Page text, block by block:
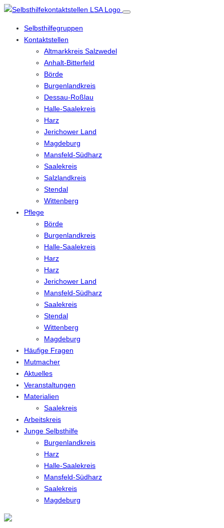
Selbsthilfegruppen
Kontaktstellen
Altmarkkreis Salzwedel
Anhalt-Bitterfeld
Börde
Burgenlandkreis
Dessau-Roßlau
Halle-Saalekreis
Harz
Jerichower Land
Magdeburg
Mansfeld-Südharz
Saalekreis
Salzlandkreis
Stendal
Wittenberg
Pflege
Börde
Burgenlandkreis
Halle-Saalekreis
Harz
Harz
Jerichower Land
Mansfeld-Südharz
Saalekreis
Stendal
Wittenberg
Magdeburg
Häufige Fragen
Mutmacher
Aktuelles
Veranstaltungen
Materialien
Saalekreis
Arbeitskreis
Junge Selbsthilfe
Burgenlandkreis
Harz
Halle-Saalekreis
Mansfeld-Südharz
Saalekreis
Magdeburg